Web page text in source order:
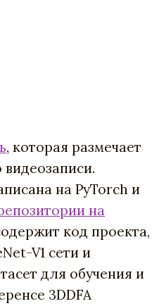
, которая размечает
на PyTorch и
на
код проекта,
V1 сети и
для обучения и
3DDFA